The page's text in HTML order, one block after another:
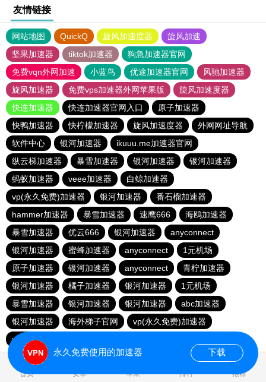
友情链接
网站地图 QuickQ 旋风加速度器
旋风加速
坚果加速器
tiktok加速器
狗急加速器官网
免费vqn外网加速
小蓝鸟 优途加速器官网
风驰加速器
旋风加速器
免费vps加速器外网苹果版
旋风加速度器
快连加速器
快连加速器官网入口
原子加速器
快鸭加速器
快柠檬加速器 旋风加速度器
外网网址导航
软件中心
银河加速器
ikuuu.me加速器官网
纵云梯加速器
暴雪加速器 银河加速器
银河加速器
蚂蚁加速器
veee加速器
白鲸加速器
vp(永久免费)加速器
银河加速器
番石榴加速器
hammer加速器
暴雪加速器 速鹰666
海鸥加速器
暴雪加速器
优云666 银河加速器
anyconnect
银河加速器
蜜蜂加速器 anyconnect
1元机场
原子加速器
银河加速器 anyconnect
青柠加速器
银河加速器
橘子加速器 银河加速器
1元机场
暴雪加速器
银河加速器 银河加速器
abc加速器
银河加速器
海外梯子官网
vp(永久免费)加速器
vp(永久免费)加速器
首页 安卓 苹果 排行 推荐
永久免费使用的加速器 下载
0.247460s